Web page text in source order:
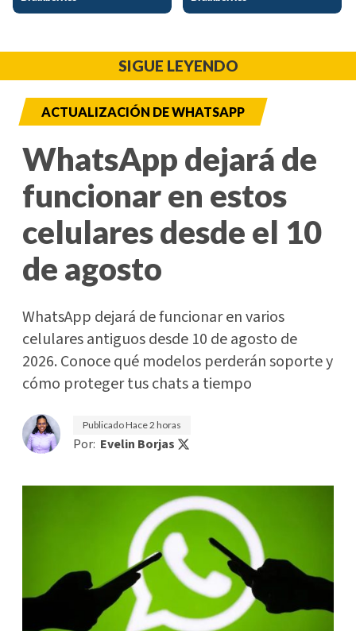
SIGUE LEYENDO
ACTUALIZACIÓN DE WHATSAPP
WhatsApp dejará de
funcionar en estos
celulares desde el 10
de agosto
WhatsApp dejará de funcionar en varios
celulares antiguos desde 10 de agosto de
2026. Conoce qué modelos perderán soporte y
cómo proteger tus chats a tiempo
PublicadoHace 2 horas
Por: Evelin Borjas